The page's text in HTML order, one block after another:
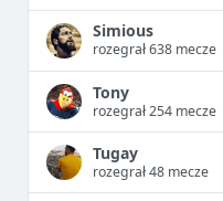
Simious
rozegrał 638 mecze
Tony
rozegrał 254 mecze
Tugay
rozegrał 48 mecze